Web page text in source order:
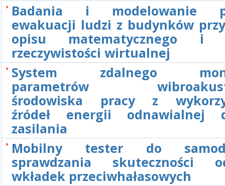
Badania i modelowanie
ewakuacji ludzi z budynków
opisu matematycznego i
rzeczywistości wirtualnej
System zdalnego
parametrów
środowiska pracy z
źródeł energii odnawialnej
zasilania
Mobilny tester do
sprawdzania skuteczności
wkładek przeciwhałasowych